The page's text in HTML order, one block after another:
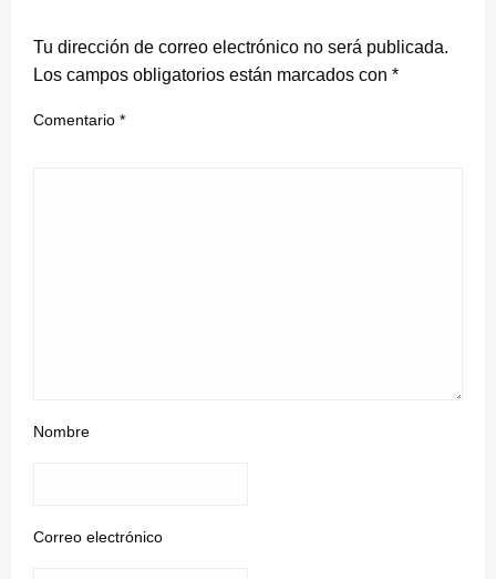
Tu dirección de correo electrónico no será publicada.
Los campos obligatorios están marcados con *
Comentario *
Nombre
Correo electrónico